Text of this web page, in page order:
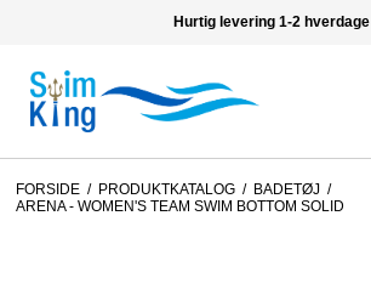
Hurtig levering 1-2 hverdage
FORSIDE / PRODUKTKATALOG / BADETØJ /
ARENA - WOMEN'S TEAM SWIM BOTTOM SOLID